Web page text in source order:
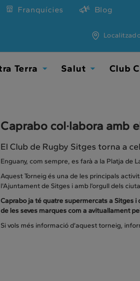
Franquícies Blog
Terra Salut Club
Caprabo col·labora amb
El Club de Rugby Sitges torna a
Enguany, com sempre, es farà a la Platja de
Aquest Torneig és una de les principals
l'Ajuntament de Sitges i amb l’orgull dels
Caprabo ja té quatre supermercats a Sitges i
de les seves marques com a avituallament
Si vols més informació d’aquest torneig,